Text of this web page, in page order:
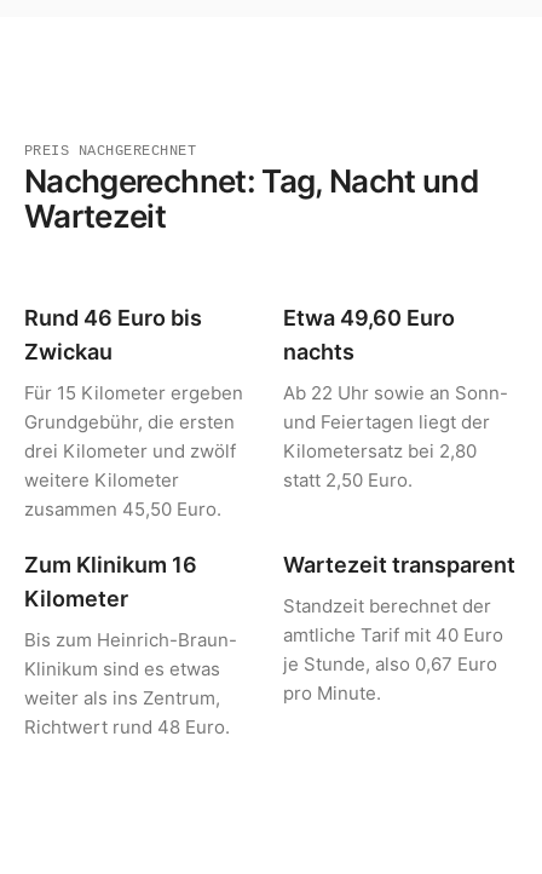
PREIS NACHGERECHNET
Nachgerechnet: Tag, Nacht und
Wartezeit
Rund 46 Euro bis
Zwickau
Für 15 Kilometer ergeben
Grundgebühr, die ersten
drei Kilometer und zwölf
weitere Kilometer
zusammen 45,50 Euro.
Etwa 49,60 Euro
nachts
Ab 22 Uhr sowie an Sonn-
und Feiertagen liegt der
Kilometersatz bei 2,80
statt 2,50 Euro.
Zum Klinikum 16
Kilometer
Bis zum Heinrich-Braun-
Klinikum sind es etwas
weiter als ins Zentrum,
Richtwert rund 48 Euro.
Wartezeit transparent
Standzeit berechnet der
amtliche Tarif mit 40 Euro
je Stunde, also 0,67 Euro
pro Minute.